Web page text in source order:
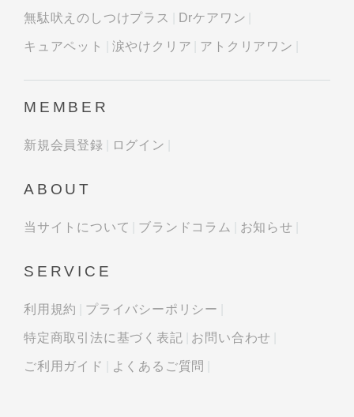
無駄吠えのしつけプラス Drケアワン
キュアペット 涙やけクリア アトクリアワン
MEMBER
新規会員登録 ログイン
ABOUT
当サイトについて ブランドコラム お知らせ
SERVICE
利用規約 プライバシーポリシー
特定商取引法に基づく表記 お問い合わせ
ご利用ガイド よくあるご質問